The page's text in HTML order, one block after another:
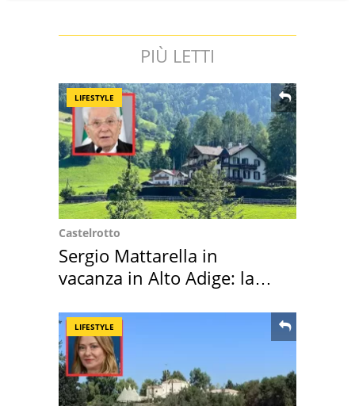
PIÙ LETTI
LIFESTYLE
Castelrotto
Sergio Mattarella in
vacanza in Alto Adige: la
LIFESTYLE